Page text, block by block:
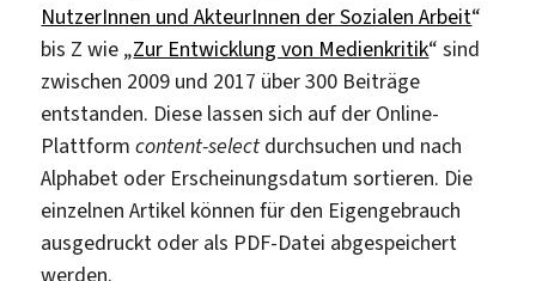
NutzerInnen und AkteurInnen der Sozialen Arbeit“
bis Z wie „Zur Entwicklung von Medienkritik“ sind
zwischen 2009 und 2017 über 300 Beiträge
entstanden. Diese lassen sich auf der Online-
Plattformcontent-select durchsuchen und nach
Alphabet oder Erscheinungsdatum sortieren. Die
einzelnen Artikel können für den Eigengebrauch
ausgedruckt oder als PDF-Datei abgespeichert
werden.